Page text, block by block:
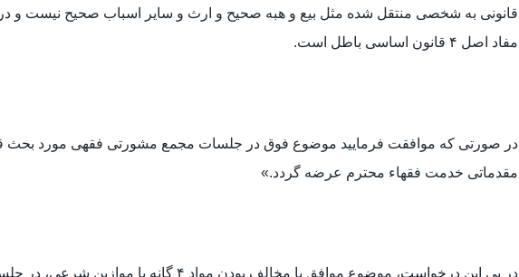
قانونی به شخصی منتقل شده مثل بیع و هبه صحیح و ارث و سایر اسباب صحیح نیست و
مفاد اصل ۴ قانون اساسی باطل است.
در صورتی که موافقت فرمایید موضوع فوق در جلسات مجمع مشورتی فقهی مورد بحث
مقدماتی خدمت فقهاء محترم عرضه گردد.»
در پی این درخواست، موضوع موافق یا مخالف بودن